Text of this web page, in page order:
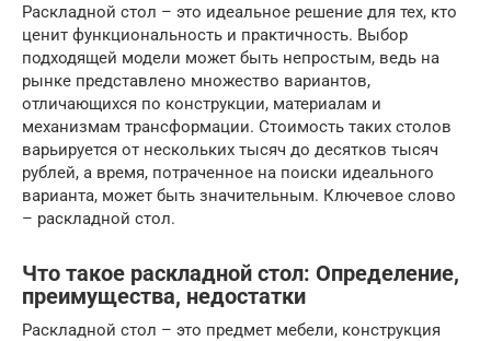
Раскладной стол – это идеальное решение для тех, кто
ценит функциональность и практичность. Выбор
подходящей модели может быть непростым, ведь на
рынке представлено множество вариантов,
отличающихся по конструкции, материалам и
механизмам трансформации. Стоимость таких столов
варьируется от нескольких тысяч до десятков тысяч
рублей, а время, потраченное на поиски идеального
варианта, может быть значительным. Ключевое слово
– раскладной стол.
Что такое раскладной стол: Определение,
преимущества, недостатки
Раскладной стол – это предмет мебели, конструкция